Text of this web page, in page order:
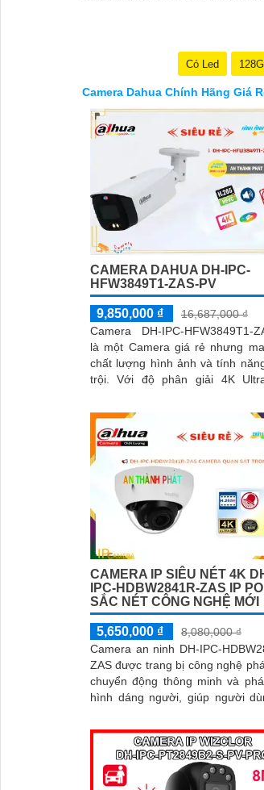
Có Led
Camera Dahua Chính Hãng Giá
CAMERA DAHUA DH-IPC-
HFW3849T1-ZAS-PV
9,850,000 ₫
16,687,000 ₫
Camera DH-IPC-HFW3849T1-
là một Camera giá rẻ nhưng
chất lượng hình ảnh và tính
trội. Với độ phân giải 4K Ultra HD,
tiết và rõ nét hơn bao giờ hết
CAMERA IP SIÊU NÉT 4K
IPC-HDBW2841R-ZAS IP
SẮC NÉT CÔNG NGHỆ MỚI
5,650,000 ₫
8,080,000 ₫
Camera an ninh DH-IPC-
ZAS được trang bị công nghệ
chuyển động thông minh và
hình dáng người, giúp người
này kết nối qua dây mạng, có
báo động khi xâm nhập hàng rào